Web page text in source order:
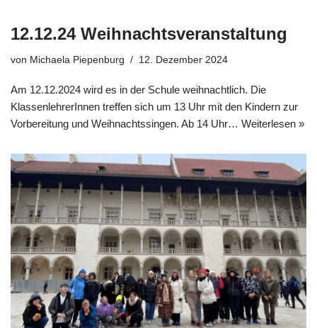
12.12.24 Weihnachtsveranstaltung
von Michaela Piepenburg 12. Dezember 2024
Am 12.12.2024 wird es in der Schule weihnachtlich. Die
KlassenlehrerInnen treffen sich um 13 Uhr mit den Kindern zur
Vorbereitung und Weihnachtssingen. Ab 14 Uhr… Weiterlesen »